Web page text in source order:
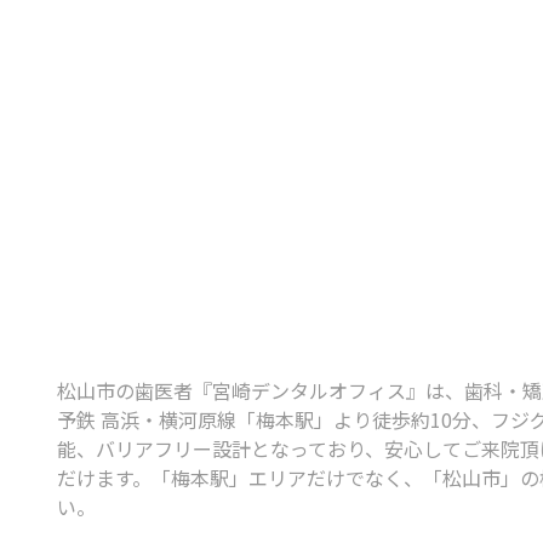
松山市の歯医者『宮崎デンタルオフィス』は、歯科・
予鉄 高浜・横河原線「梅本駅」より徒歩約10分、フ
能、バリアフリー設計となっており、安心してご来院
だけます。「梅本駅」エリアだけでなく、「松山市」
い。